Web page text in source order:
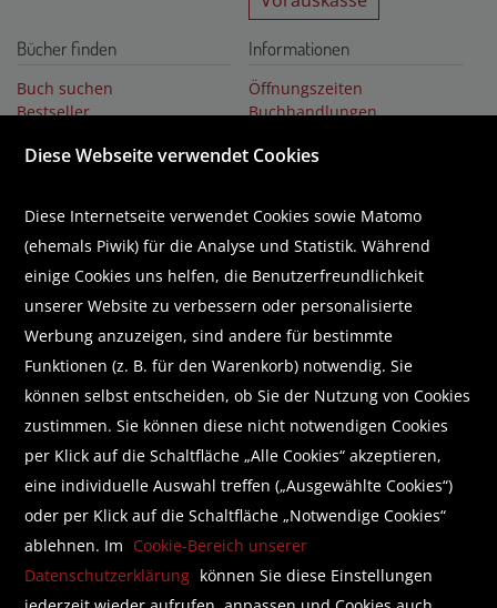
Bücher finden
Buch suchen
Bestseller
Literaturlisten
Informationen
Öffnungszeiten
Buchhandlungen
Karriere
Abonnieren Sie unseren Newsletter
Wir helfen Ihnen beim Finden!
E-Mail:shop@brunnerbuch.at
Telefon:+43 (0) 5578 /75 278
Folgen Sie uns auf Facebook
Diese Webseite verwendet Cookies
Diese Internetseite verwendet Cookies sowie Matomo
(ehemals Piwik) für die Analyse und Statistik. Während
einige Cookies uns helfen, die Benutzerfreundlichkeit
unserer Website zu verbessern oder personalisierte
Werbung anzuzeigen, sind andere für bestimmte
Funktionen (z. B. für den Warenkorb) notwendig. Sie
können selbst entscheiden, ob Sie der Nutzung von Cookies
zustimmen. Sie können diese nicht notwendigen Cookies
per Klick auf die Schaltfläche „Alle Cookies“ akzeptieren,
eine individuelle Auswahl treffen („Ausgewählte Cookies“)
oder per Klick auf die Schaltfläche „Notwendige Cookies“
ablehnen. Im Cookie-Bereich unserer
Datenschutzerklärung können Sie diese Einstellungen